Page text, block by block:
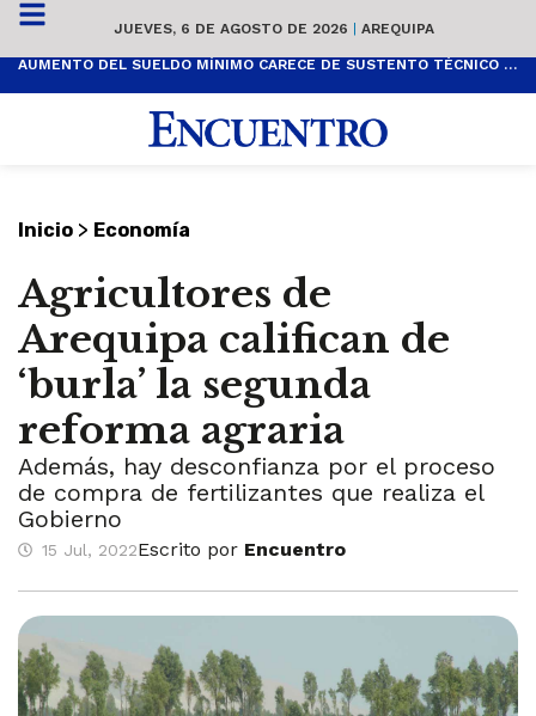
JUEVES, 6 DE AGOSTO DE 2026 | AREQUIPA
AUMENTO DEL SUELDO MÍNIMO CARECE DE SUSTENTO TÉCNICO Y ES POPULISTA
Inicio > Economía
Agricultores de
Arequipa califican de
‘burla’ la segunda
reforma agraria
Además, hay desconfianza por el proceso
de compra de fertilizantes que realiza el
Gobierno
15 Jul, 2022Escrito por Encuentro